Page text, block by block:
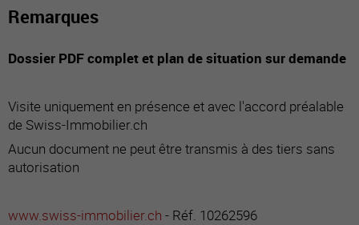
Remarques
Dossier PDF complet et plan de situation sur demande
Visite uniquement en présence et avec l'accord préalable
de Swiss-Immobilier.ch
Aucun document ne peut être transmis à des tiers sans
autorisation
www.swiss-immobilier.ch - Réf. 10262596